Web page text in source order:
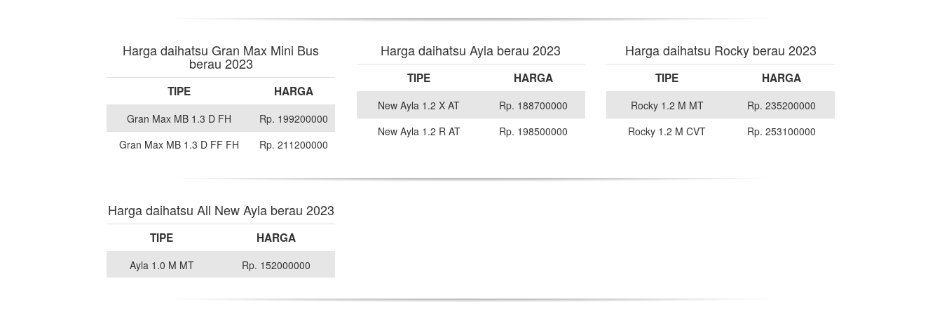
Harga daihatsu Gran Max Mini Bus
berau 2023
TIPE HARGA
Gran Max MB 1.3 D FH
Rp. 199200000
Gran Max MB 1.3 D FF FH
Rp. 211200000
Harga daihatsu Ayla berau 2023
TIPE HARGA
New Ayla 1.2 X AT
Rp. 188700000
New Ayla 1.2 R AT
Rp. 198500000
Harga daihatsu Rocky berau 2023
TIPE HARGA
Rocky 1.2 M MT
Rp. 235200000
Rocky 1.2 M CVT
Rp. 253100000
Harga daihatsu All New Ayla berau 2023
TIPE HARGA
Ayla 1.0 M MT Rp. 152000000